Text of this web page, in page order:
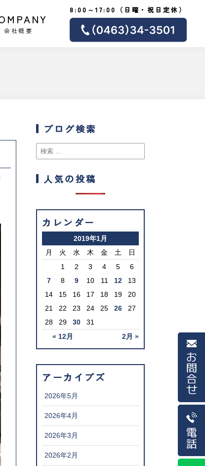
お問合せ
電話
会社概要
8:00～17:00（日曜・祝日定休）
ブログ検索
人気の投稿
カレンダー
2019年1月
月
火 水 木 金 土 日
« 12月 2月 »
1 2 3 4 5
6
7
8 9 10 11 12
13
14
15 16 17 18 19
20
21
22 23 24 25 26
27
28
29 30 31
アーカイブズ
2026年5月
2026年4月
2026年3月
2026年2月